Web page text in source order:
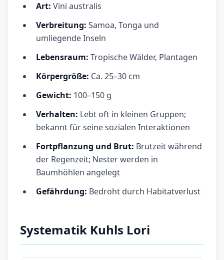
Art: Vini australis
Verbreitung: Samoa, Tonga und
umliegende Inseln
Lebensraum: Tropische Wälder, Plantagen
Körpergröße: Ca. 25–30 cm
Gewicht: 100–150 g
Verhalten: Lebt oft in kleinen Gruppen;
bekannt für seine sozialen Interaktionen
Fortpflanzung und Brut: Brutzeit während
der Regenzeit; Nester werden in
Baumhöhlen angelegt
Gefährdung: Bedroht durch Habitatverlust
Systematik Kuhls Lori